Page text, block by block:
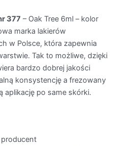
377 – Oak Tree 6ml – kolor
marka lakierów
w Polsce, która zapewnia
Tak to możliwe, dzięki
bardzo dobrej jakości
konsystencję a frezowany
aplikację po same skórki.
producent